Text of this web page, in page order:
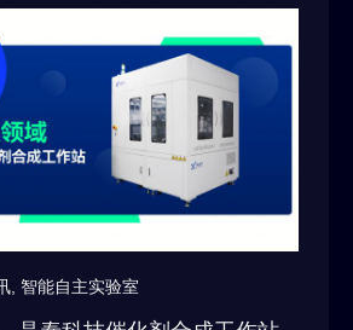
智能自主实验室